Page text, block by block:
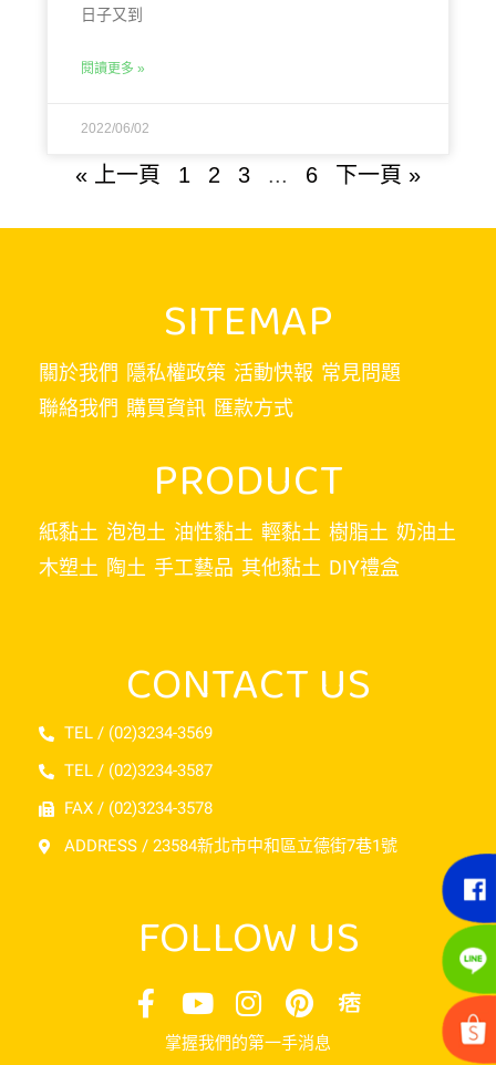
日子又到
閱讀更多 »
2022/06/02
« 上一頁 1 2 3 ... 6 下一頁 »
SITEMAP
關於我們 隱私權政策 活動快報 常見問題
聯絡我們 購買資訊 匯款方式
PRODUCT
紙黏土 泡泡土 油性黏土 輕黏土 樹脂土 奶油土
木塑土 陶土 手工藝品 其他黏土 DIY禮盒
CONTACT US
TEL / (02)3234-3569
TEL / (02)3234-3587
FAX / (02)3234-3578
ADDRESS / 23584新北市中和區立德街7巷1號
FOLLOW US
掌握我們的第一手消息